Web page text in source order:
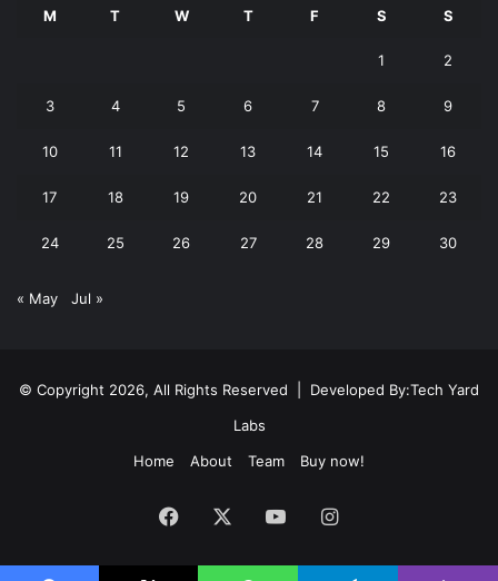
M T W T F S S
1 2
3 4 5 6 7 8 9
10 11 12 13 14 15 16
17 18 19 20 21 22 23
24 25 26 27 28 29 30
« May Jul »
© Copyright 2026, All Rights Reserved | Developed By:Tech Yard
Labs
Home
About Team Buy now!
Facebook YouTubeInstagram